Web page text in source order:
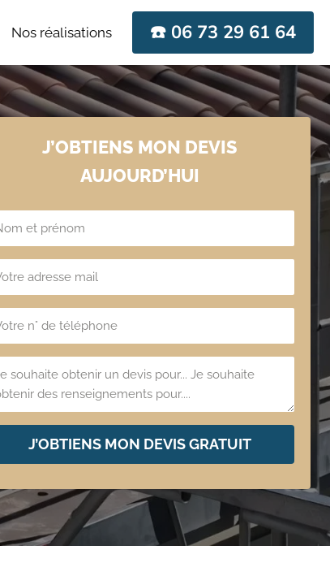
Nos réalisations ☎️ 06 73 29 61 64
J’OBTIENS MON DEVIS
AUJOURD’HUI
J’OBTIENS MON DEVIS GRATUIT